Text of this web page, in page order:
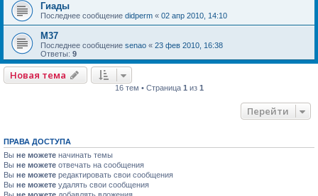
Гиады
Последнее сообщение didperm « 02 апр 2010, 14:10
М37
Последнее сообщение senao « 23 фев 2010, 16:38
Ответы: 9
Новая тема
16 тем • Страница 1из 1
Перейти
ПРАВА ДОСТУПА
Вы не можете начинать темы
Вы не можете отвечать на сообщения
Вы не можете редактировать свои сообщения
Вы не можете удалять свои сообщения